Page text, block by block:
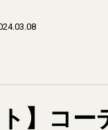
ト】コ